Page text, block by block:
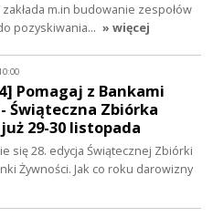
zakłada m.in budowanie zespołów
pozyskiwania… » więcej
Pomagaj z Bankami
Świąteczna Zbiórka
29-30 listopada
się 28. edycja Świątecznej Zbiórki
Żywności. Jak co roku darowizny